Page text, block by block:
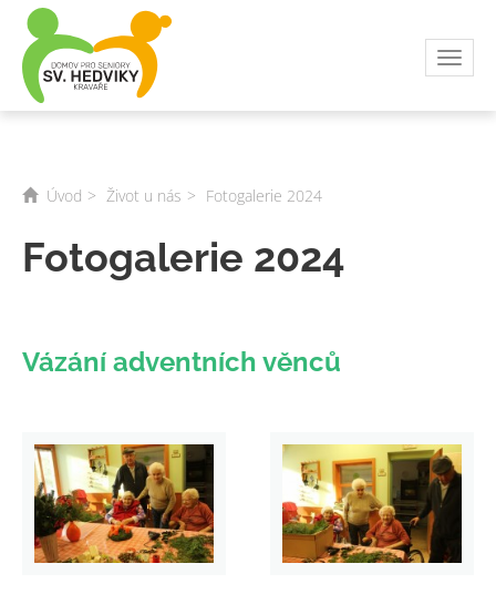
Úvod Život u nás Fotogalerie 2024
Fotogalerie 2024
Vázání adventních věnců